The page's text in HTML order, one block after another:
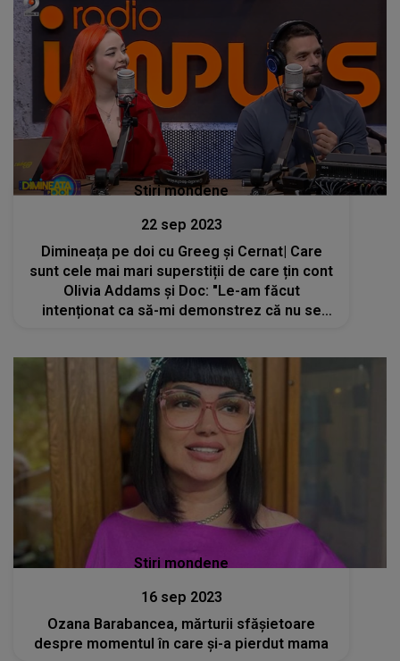
Stiri mondene
22 sep 2023
Dimineața pe doi cu Greeg și Cernat| Care
sunt cele mai mari superstiții de care țin cont
Olivia Addams și Doc: "Le-am făcut
intenționat ca să-mi demonstrez că nu se
Stiri mondene
16 sep 2023
Ozana Barabancea, mărturii sfășietoare
despre momentul în care și-a pierdut mama